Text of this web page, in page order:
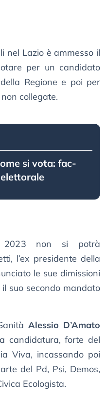
nel Lazio è ammesso il
per un candidato
Regione e poi per
collegate.
si vota: fac-
2023 non si potrà
l’ex presidente della
le sue dimissioni
suo secondo mandato
Alessio D’Amato
candidatura, forte del
Viva, incassando poi
del Pd, Psi, Demos,
Ecologista.